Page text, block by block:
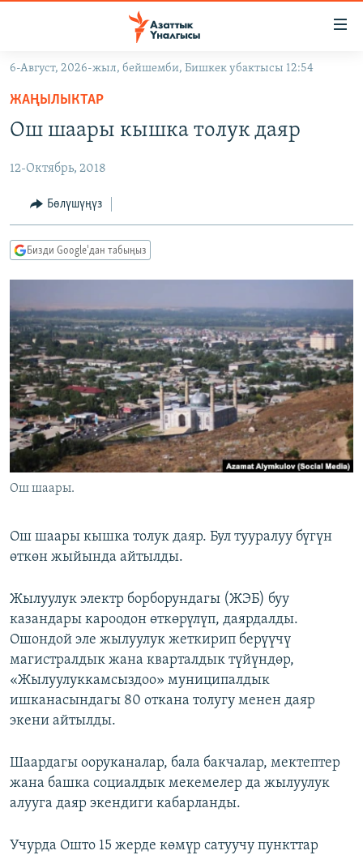
Навигацияга
өтүңүз
Издөөгө
салыңызКЫРГЫЗСТАН
САЯСАТ
ЭКОНОМИКА
ДҮЙНӨ
БОРБОР АЗИЯ
УКРАИНА
АТАЙЫН ИЛИКТӨӨ
БҮГҮН АЗАТТЫКТА
БИЗ ЖАНА ДҮЙНӨ
ДАНИСТЕ
ЭЖЕ-СИҢДИЛЕР
АЗАТТЫК+
ЫҢГАЙСЫЗ СУРООЛОР
ПОДКАСТ
Русский
ОНЛАЙН ШЕРИНЕ
ЭЕ/АРнун бардык сайттары
6-Август, 2026-жыл, бейшемби, Бишкек убактысы 12:54
ЖАҢЫЛЫКТАР
Ош шаары кышка толук даяр
12-Октябрь, 2018
Бөлүшүңүз
Бизди Google'дан табыңыз
Ош шаары.
Ош шаары кышка толук даяр. Бул тууралуу бүгүн
өткөн жыйында айтылды.
Жылуулук электр борборундагы (ЖЭБ) буу
казандары кароодон өткөрүлүп, даярдалды.
Ошондой эле жылуулук жеткирип берүүчү
магистралдык жана кварталдык түйүндөр,
«Жылуулуккамсыздоо» муниципалдык
ишканасындагы 80 откана толугу менен даяр
экени айтылды.
Шаардагы ооруканалар, бала бакчалар, мектептер
жана башка социалдык мекемелер да жылуулук
алууга даяр экендиги кабарланды.
Учурда Ошто 15 жерде көмүр сатуучу пункттар